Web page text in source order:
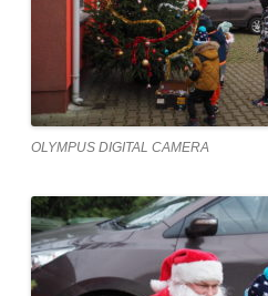
OLYMPUS DIGITAL CAMERA